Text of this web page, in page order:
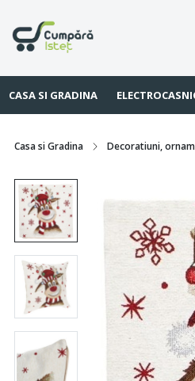
CASA SI GRADINA
Casa si Gradina Decoratiuni,